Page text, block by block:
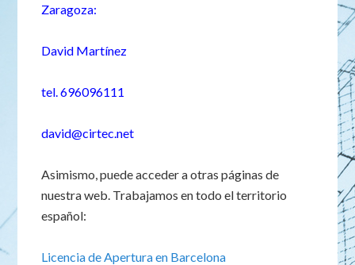
Zaragoza:
David Martínez
tel. 696096111
david@cirtec.net
Asimismo, puede acceder a otras páginas de
nuestra web. Trabajamos en todo el territorio
español:
Licencia de Apertura en Barcelona